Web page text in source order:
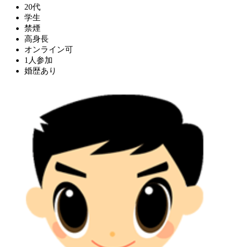
20代
学生
禁煙
高身長
オンライン可
1人参加
婚歴あり